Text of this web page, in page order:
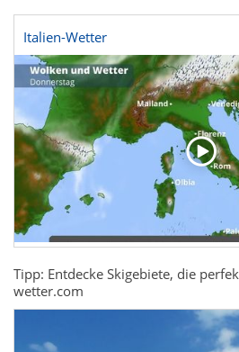
Italien-Wetter
Tipp: Entdecke Skigebiete, die
wetter.com